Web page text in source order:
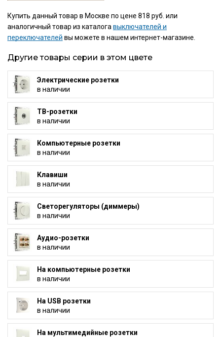
Купить данный товар в Москве по цене 818 руб. или
аналогичный товар из каталогавыключателей и
переключателей вы можете в нашем интернет-магазине.
Другие товары серии в этом цвете
Электрические розетки
в наличии
ТВ-розетки
в наличии
Компьютерные розетки
в наличии
Клавиши
в наличии
Светорегуляторы (диммеры)
в наличии
Аудио-розетки
в наличии
На компьютерные розетки
в наличии
На USB розетки
в наличии
На мультимедийные розетки